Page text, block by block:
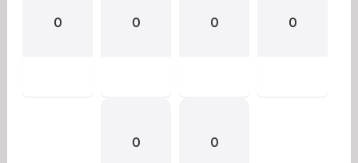
0 0 0 0
0 0